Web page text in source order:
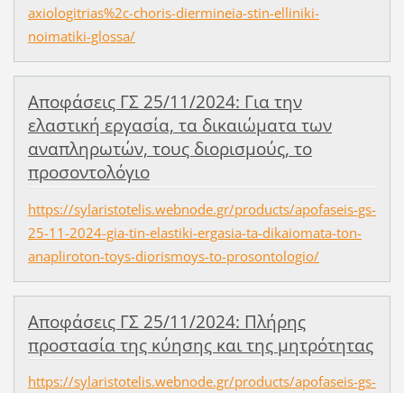
axiologitrias%2c-choris-diermineia-stin-elliniki-
noimatiki-glossa/
Αποφάσεις ΓΣ 25/11/2024: Για την
ελαστική εργασία, τα δικαιώματα των
αναπληρωτών, τους διορισμούς, το
προσοντολόγιο
https://sylaristotelis.webnode.gr/products/apofaseis-gs-
25-11-2024-gia-tin-elastiki-ergasia-ta-dikaiomata-ton-
anapliroton-toys-diorismoys-to-prosontologio/
Αποφάσεις ΓΣ 25/11/2024: Πλήρης
προστασία της κύησης και της μητρότητας
https://sylaristotelis.webnode.gr/products/apofaseis-gs-